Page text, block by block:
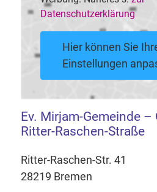
Datenschutzerklärung
Hier können Sie
Einstellungen
Ev. Mirjam-Gemeinde –
Ritter-Raschen-Straße
Ritter-Raschen-Str. 41
28219 Bremen